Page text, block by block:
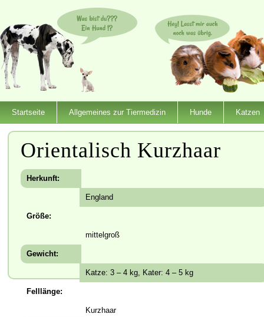
Startseite Allgemeines zur Tiermedizin Hunde Katzen
Orientalisch Kurzhaar
Herkunft:
England
Größe:
mittelgroß
Gewicht:
Katze: 3 – 4 kg, Kater: 4 – 5 kg
Felllänge:
Kurzhaar